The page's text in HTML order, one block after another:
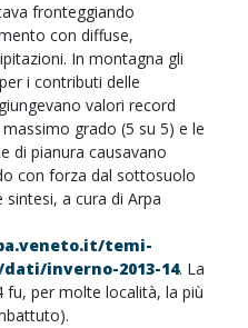
fronteggiando
con diffuse,
In montagna gli
i contributi delle
valori record
grado (5 su 5) e le
di pianura causavano
con forza dal sottosuolo
sintesi, a cura di Arpa
temi-
inverno-2013-14. La
fu, per molte località, la più